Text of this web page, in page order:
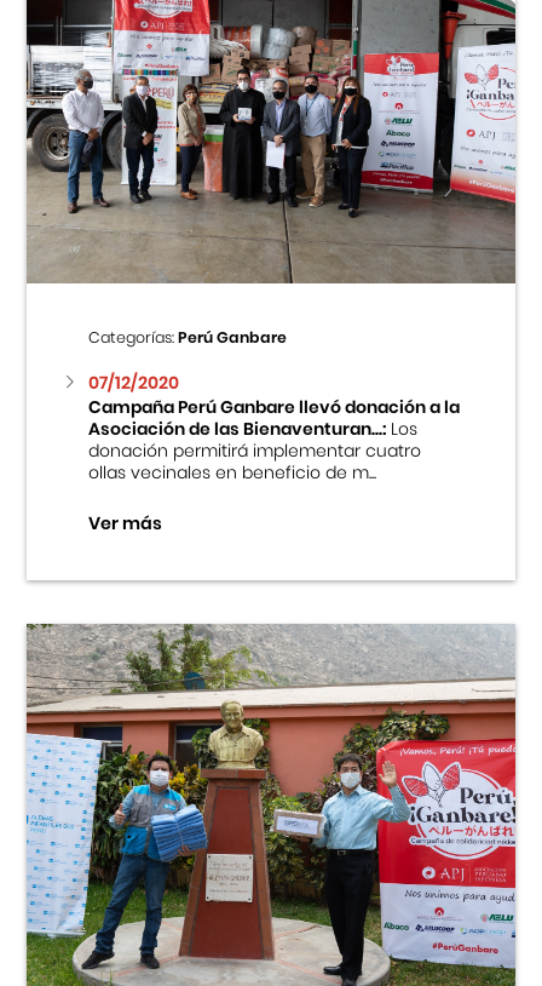
Categorías:Perú Ganbare
07/12/2020
Campaña Perú Ganbare llevó donación a la
Asociación de las Bienaventuran...:Los
donación permitirá implementar cuatro
ollas vecinales en beneficio de m...
Ver más